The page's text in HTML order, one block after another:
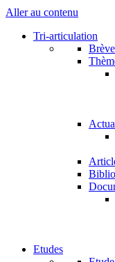
Aller au contenu
Tri-articulation
Etudes